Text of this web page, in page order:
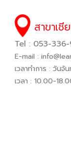
สาขาเชี
Tel : 053-
E-mail :
เวลาทำการ : วันจั
เวลา : 10.00-